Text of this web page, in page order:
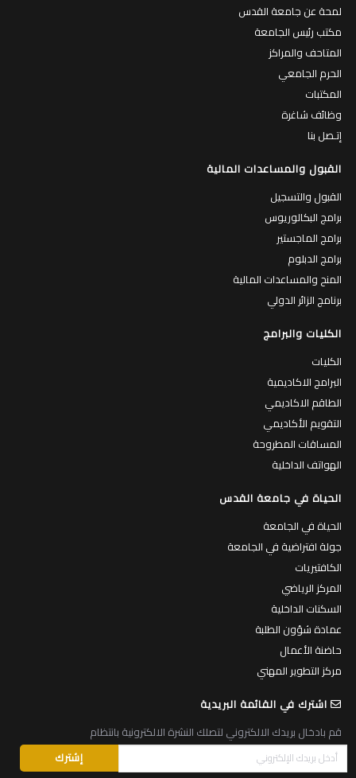
لمحة عن جامعة القدس
مكتب رئيس الجامعة
المتاحف والمراكز
الحرم الجامعي
المكتبات
وظائف شاغرة
إتـصل بنا
القبول والمساعدات المالية
القبول والتسجيل
برامج البكالوريوس
برامج الماجستير
برامج الدبلوم
المنح والمساعدات المالية
برنامج الزائر الدولي
الكليات والبرامج
الكليات
البرامج الاكاديمية
الطاقم الاكاديمي
التقويم الأكاديمي
المساقات المطروحة
الهواتف الداخلية
الحياة في جامعة القدس
الحياة في الجامعة
جولة افتراضية في الجامعة
الكافتيريات
المركز الرياضي
السكنات الداخلية
عمادة شؤون الطلبة
حاضنة الأعمال
مركز التطوير المهني
اشترك في القائمة البريدية
قم بادخال بريدك الالكتروني لتصلك النشرة الالكترونية بانتظام